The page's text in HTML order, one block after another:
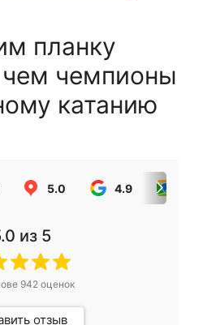
планку
чем чемпионы
катанию
5.0 4.9
из 5
942оценок
отзыв